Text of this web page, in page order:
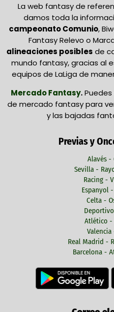
La web fantasy de
damos toda la
campeonato Comunio,
Fantasy Relevo o
alineaciones posibles de
mundo fantasy, gracias al
equipos de LaLiga de
Mercado Fantasy.
de mercado fantasy para
y las bajadas
Previas y
Alavés -
Sevilla -
Racing -
Espanyol
Celta -
Atlético -
Real Madrid -
Barcelona -